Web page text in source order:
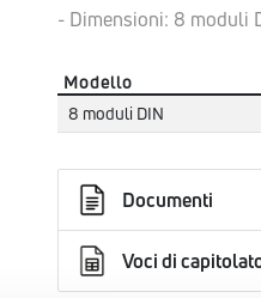
- Dimensioni: 8 moduli
Modello
8 moduli DIN
Documenti
Voci di